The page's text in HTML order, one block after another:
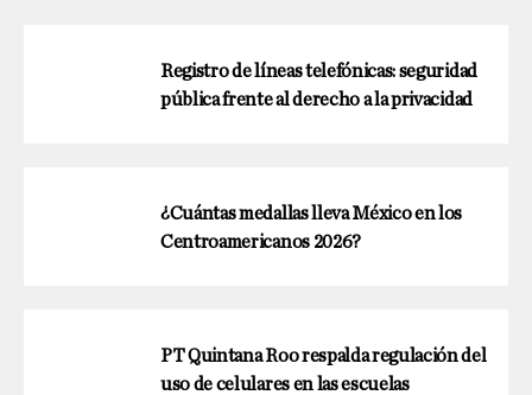
Registro de líneas telefónicas: seguridad
pública frente al derecho a la privacidad
¿Cuántas medallas lleva México en los
Centroamericanos 2026?
PT Quintana Roo respalda regulación del
uso de celulares en las escuelas